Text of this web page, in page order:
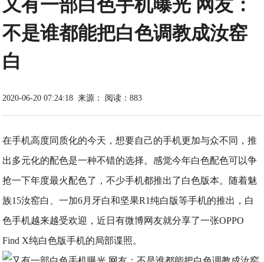
又有一部白色手机曝光 网友：
不是谁都能把白色调教成汝窑
白
2020-06-20 07:24:18 来源： 阅读：883
在手机高度同质化的今天，想要自己的手机更加与众不同，推
出多元化的配色是一种不错的选择。感觉今年白色配色可以争
抢一下年度最火配色了，不少手机都推出了白色版本。随着魅
族15汝窑白、一加6月牙白和坚果R1纯白版等手机的推出，白
色手机越来越受欢迎，近日有微博网友就分享了一张OPPO
Find X纯白色版手机的局部谍照。